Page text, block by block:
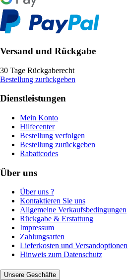
Versand und Rückgabe
30 Tage Rückgaberecht
Bestellung zurückgeben
Dienstleistungen
Mein Konto
Hilfecenter
Bestellung verfolgen
Bestellung zurückgeben
Rabattcodes
Über uns
Über uns ?
Kontaktieren Sie uns
Allgemeine Verkaufsbedingungen
Rückgabe & Erstattung
Impressum
Zahlungsarten
Lieferkosten und Versandoptionen
Hinweis zum Datenschutz
Unsere Geschäfte